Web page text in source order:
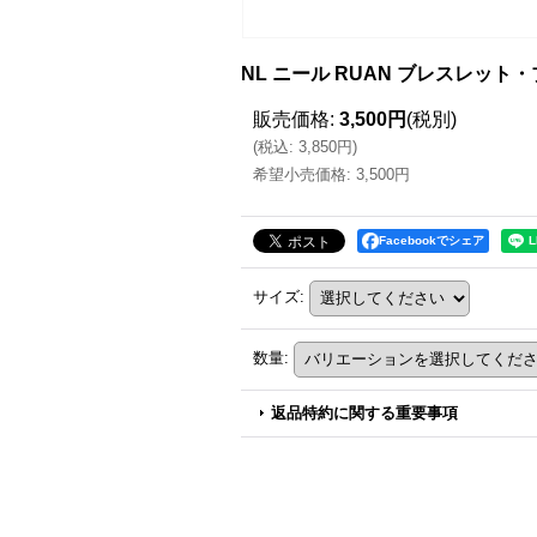
NL ニール RUAN ブレスレット・
販売価格: 3,500円 (税別)
(税込: 3,850円)
希望小売価格: 3,500円
Facebookでシェア
サイズ:
数量:
返品特約に関する重要事項